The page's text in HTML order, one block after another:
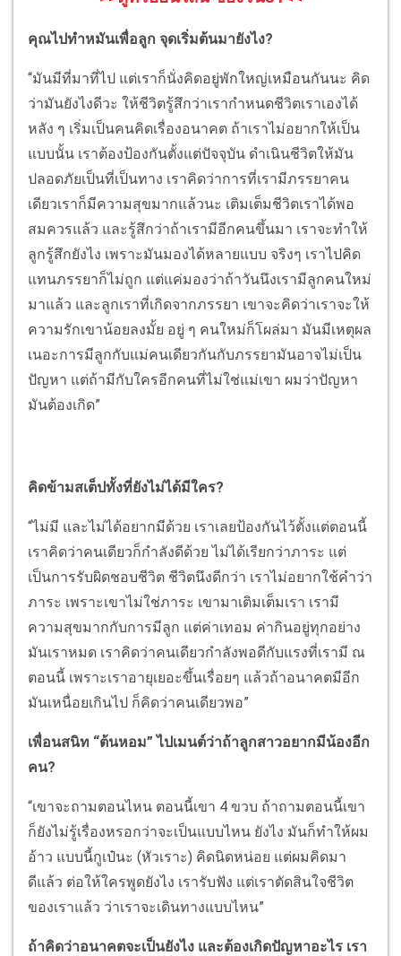
คุณไปทำหมันเพื่อลูก จุดเริ่มต้นมายังไง?
“มันมีที่มาที่ไป แต่เราก็นั่งคิดอยู่พักใหญ่เหมือนกันนะ คิด
ว่ามันยังไงดีวะ ให้ชีวิตรู้สึกว่าเรากำหนดชีวิตเราเองได้
หลัง ๆ เริ่มเป็นคนคิดเรื่องอนาคต ถ้าเราไม่อยากให้เป็น
แบบนั้น เราต้องป้องกันตั้งแต่ปัจจุบัน ดำเนินชีวิตให้มัน
ปลอดภัยเป็นที่เป็นทาง เราคิดว่าการที่เรามีภรรยาคน
เดียวเราก็มีความสุขมากแล้วนะ เติมเต็มชีวิตเราได้พอ
สมควรแล้ว และรู้สึกว่าถ้าเรามีอีกคนขึ้นมา เราจะทำให้
ลูกรู้สึกยังไง เพราะมันมองได้หลายแบบ จริงๆ เราไปคิด
แทนภรรยาก็ไม่ถูก แต่แค่มองว่าถ้าวันนึงเรามีลูกคนใหม่
มาแล้ว และลูกเราที่เกิดจากภรรยา เขาจะคิดว่าเราจะให้
ความรักเขาน้อยลงมั้ย อยู่ ๆ คนใหม่ก็โผล่มา มันมีเหตุผล
เนอะการมีลูกกับแม่คนเดียวกันกับภรรยามันอาจไม่เป็น
ปัญหา แต่ถ้ามีกับใครอีกคนที่ไม่ใช่แม่เขา ผมว่าปัญหา
มันต้องเกิด”
คิดข้ามสเต็ปทั้งที่ยังไม่ได้มีใคร?
“ไม่มี และไม่ได้อยากมีด้วย เราเลยป้องกันไว้ตั้งแต่ตอนนี้
เราคิดว่าคนเดียวก็กำลังดีด้วย ไม่ได้เรียกว่าภาระ แต่
เป็นการรับผิดชอบชีวิต ชีวิตนึงดีกว่า เราไม่อยากใช้คำว่า
ภาระ เพราะเขาไม่ใช่ภาระ เขามาเติมเต็มเรา เรามี
ความสุขมากกับการมีลูก แต่ค่าเทอม ค่ากินอยู่ทุกอย่าง
มันเราหมด เราคิดว่าคนเดียวกำลังพอดีกับแรงที่เรามี ณ
ตอนนี้ เพราะเราอายุเยอะขึ้นเรื่อยๆ แล้วถ้าอนาคตมีอีก
มันเหนื่อยเกินไป ก็คิดว่าคนเดียวพอ”
เพื่อนสนิท “ต้นหอม” ไปเมนต์ว่าถ้าลูกสาวอยากมีน้องอีก
คน?
“เขาจะถามตอนไหน ตอนนี้เขา 4 ขวบ ถ้าถามตอนนี้เขา
ก็ยังไม่รู้เรื่องหรอกว่าจะเป็นแบบไหน ยังไง มันก็ทำให้ผม
อ้าว แบบนี้กูเป๋นะ (หัวเราะ) คิดนิดหน่อย แต่ผมคิดมา
ดีแล้ว ต่อให้ใครพูดยังไง เรารับฟัง แต่เราตัดสินใจชีวิต
ของเราแล้ว ว่าเราจะเดินทางแบบไหน”
ถ้าคิดว่าอนาคตจะเป็นยังไง และต้องเกิดปัญหาอะไร เรา